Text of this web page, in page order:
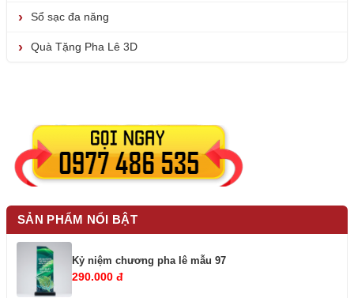
Sổ sạc đa năng
Quà Tặng Pha Lê 3D
SẢN PHẨM NỔI BẬT
Kỷ niệm chương pha lê mẫu 97
290.000 đ